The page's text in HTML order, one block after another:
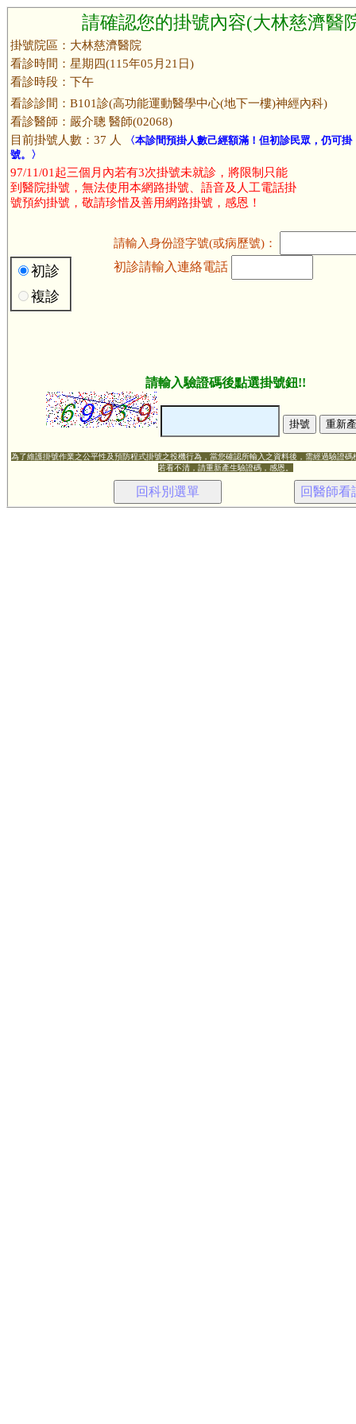
請確認您的掛號內容(大林慈濟醫
掛號院區：大林慈濟醫院
看診時間：星期四(115年05月21日)
看診時段：下午
看診診間：B101診(高功能運動醫學中心(地下一樓)神經內科)
看診醫師：嚴介聰 醫師(02068)
目前掛號人數：37 人
〈本診間預掛人數己經額滿！但初診民眾，仍可掛
號。〉
97/11/01起三個月內若有3次掛號未就診，將限制只能
到醫院掛號，無法使用本網路掛號、語音及人工電話掛
號預約掛號，敬請珍惜及善用網路掛號，感恩！
初診
複診
請輸入身份證字號(或病歷號)：
初診請輸入連絡電話
請輸入驗證碼後點選掛號鈕!!
為了維護掛號作業之公平性及預防程式掛號之投機行為，當您確認所輸入之資料後，需經過驗證碼
若看不清，請重新產生驗證碼，感恩。